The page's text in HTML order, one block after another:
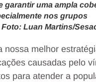
garantir uma ampla
nos grupos
Luan Martins/
nossa melhor
causadas pelo
para atender a